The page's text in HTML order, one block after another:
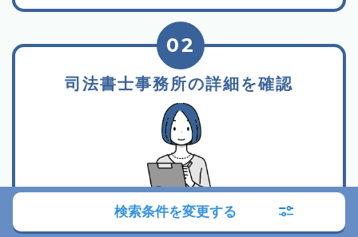
司法書士事務所の詳細を確認
02
検索条件を変更する